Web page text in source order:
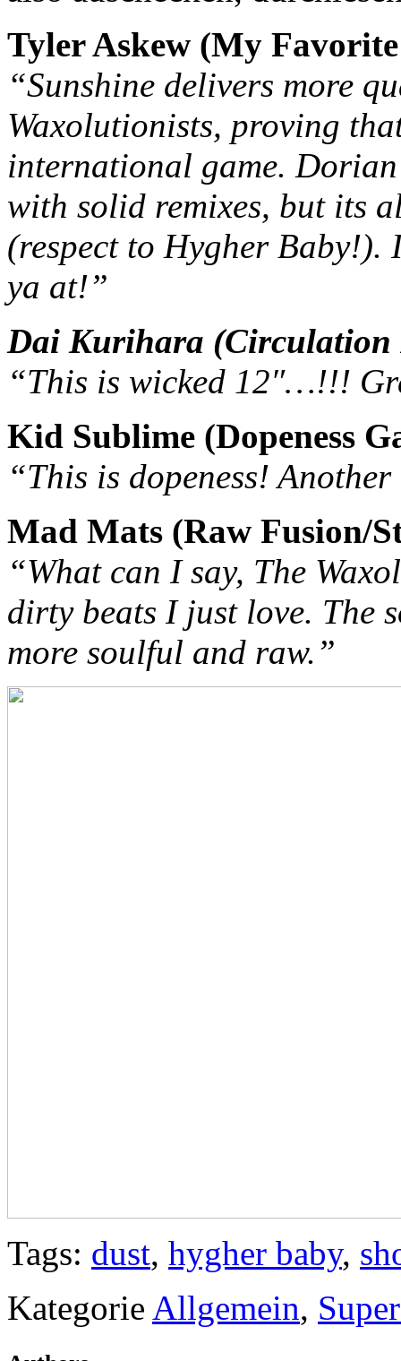
Tyler Askew (My
“Sunshine delivers more
Waxolutionists, proving
international game.
with solid remixes, but its
(respect to Hygher Baby!).
ya at!”
Dai Kurihara (Circulation
“This is wicked 12″…!!!
Kid Sublime (Dopeness
“This is dopeness!
Mad Mats (Raw Fusion/
“What can I say, The
dirty beats I just love. The
more soulful and raw.”
Tags: dust, hygher baby,
Kategorie Allgemein,